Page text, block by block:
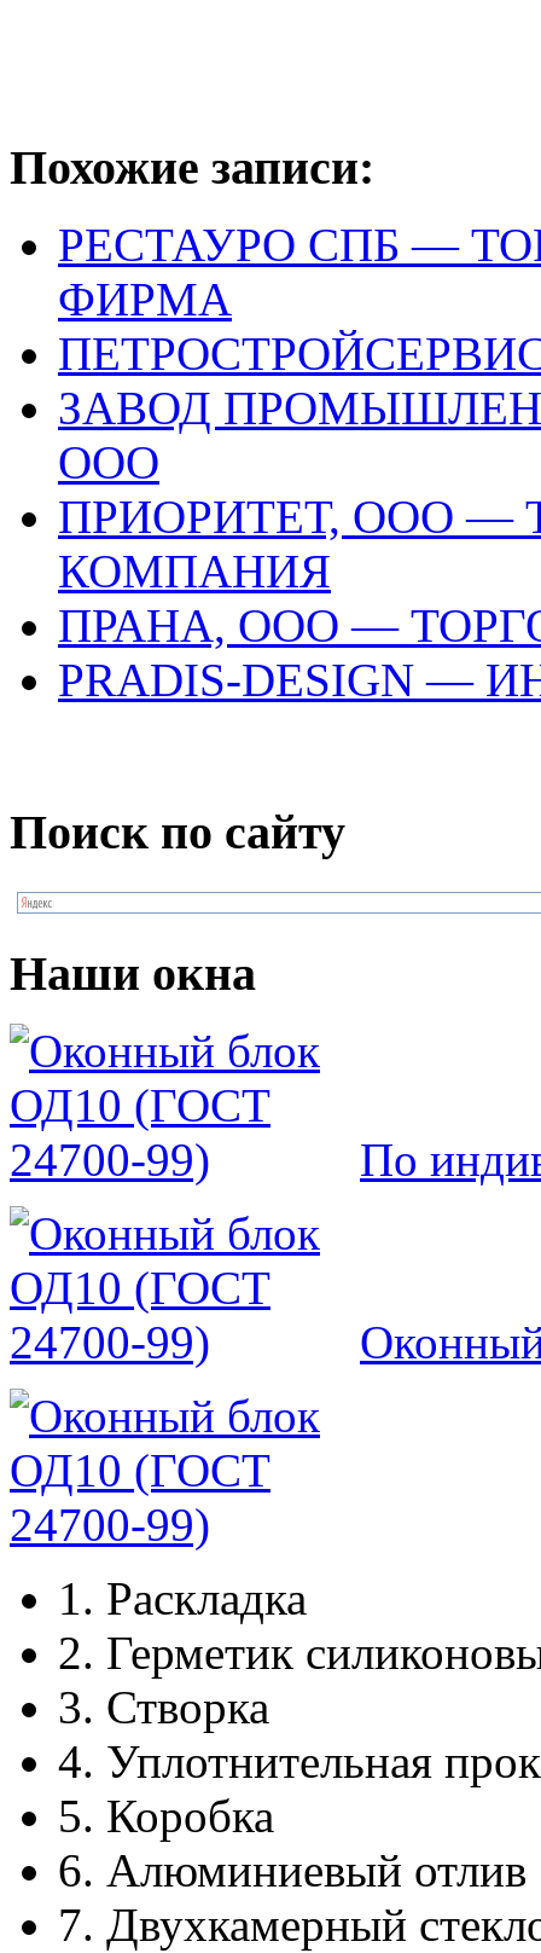
Похожие записи:
РЕСТАУРО СПБ —
ФИРМА
ЗАВОД
ООО
ПРИОРИТЕТ, ООО —
КОМПАНИЯ
ПРАНА, ООО —
PRADIS-DESIGN —
Поиск по сайту
Наши окна
По
1. Раскладка
2. Герметик
3. Створка
4. Уплотнительная
5. Коробка
6. Алюминиевый отлив
7. Двухкамерный